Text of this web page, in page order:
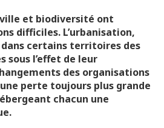
et biodiversité ont
difficiles. L’urbanisation,
certains territoires des
sous l’effet de leur
des organisations
perte toujours plus grande
chacun une